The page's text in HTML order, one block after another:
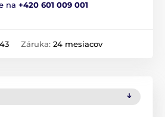
na +420 601 009 001
Záruka: 24 mesiacov